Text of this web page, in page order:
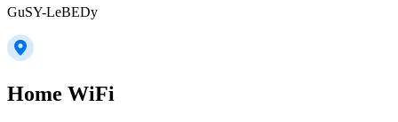
GuSY-LeBEDy
Home WiFi